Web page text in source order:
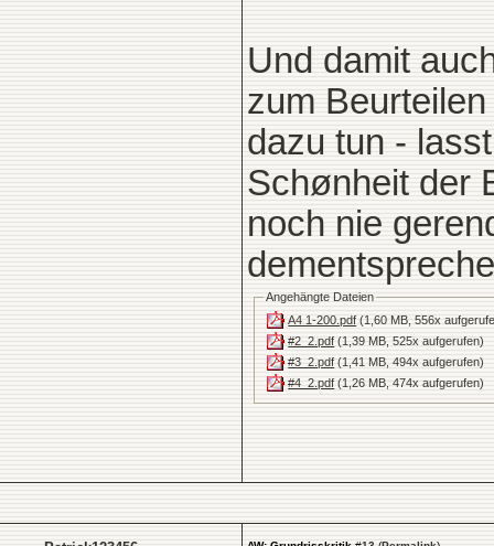
Und damit
zum
dazu tun -
Schønheit der
noch nie
Angehängte Dateien
A4 1-200.pdf (1,60 MB, 556x
#2_2.pdf(1,39 MB, 525x aufgerufen)
#3_2.pdf (1,41 MB, 494x aufgerufen)
#4_2.pdf(1,26 MB, 474x aufgerufen)